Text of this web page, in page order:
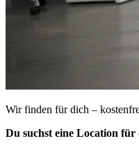
Wir finden für dich –
Du suchst eine Location für